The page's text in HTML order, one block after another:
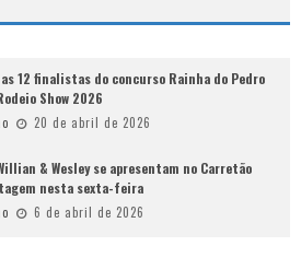
12 finalistas do concurso Rainha do Pedro
Show 2026
20 de abril de 2026
& Wesley se apresentam no Carretão
nesta sexta-feira
6 de abril de 2026